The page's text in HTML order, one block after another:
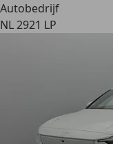
Autobedrijf
NL 2921 LP